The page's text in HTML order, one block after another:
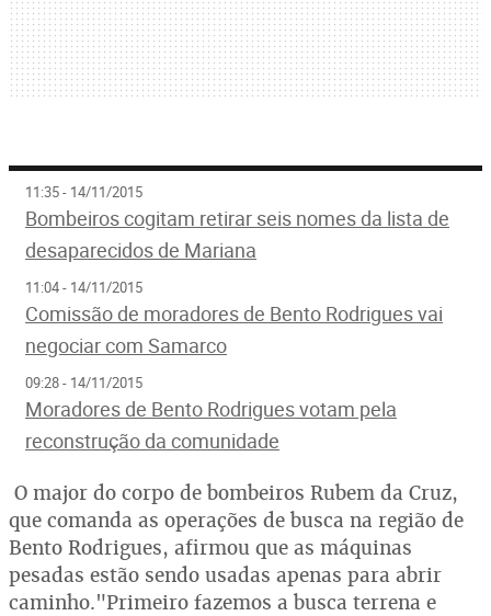
11:35 - 14/11/2015
Bombeiros cogitam retirar seis nomes da lista de
desaparecidos de Mariana
11:04 - 14/11/2015
Comissão de moradores de Bento Rodrigues vai
negociar com Samarco
09:28 - 14/11/2015
Moradores de Bento Rodrigues votam pela
reconstrução da comunidade
O major do corpo de bombeiros Rubem da Cruz,
que comanda as operações de busca na região de
Bento Rodrigues, afirmou que as máquinas
pesadas estão sendo usadas apenas para abrir
caminho."Primeiro fazemos a busca terrena e